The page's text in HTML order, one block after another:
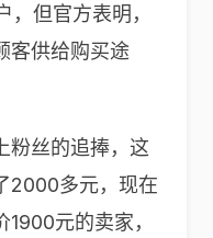
但官方表明，
客供给购买途
粉丝的追捧，这
2000多元，现在
元的卖家，